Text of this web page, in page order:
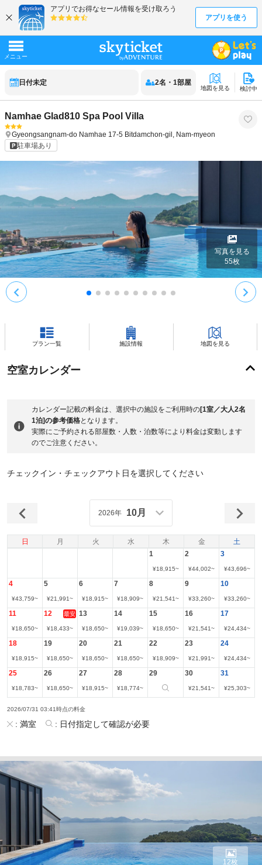
日付未定 2名 ・ 1部屋
地図を見る 検討中
Namhae Glad810 Spa Pool Villa
Gyeongsangnam-do Namhae 17-5 Bitdamchon-gil, Nam-myeon
駐車場あり
写真を見る
55枚
プラン一覧 施設情報 地図を見る
空室カレンダー
カレンダー記載の料金は、選択中の施設をご利用時の[1室／大人2名
1泊]の参考価格となります。
実際にご予約される部屋数・人数・泊数等により料金は変動します
のでご注意ください。
チェックイン・チェックアウト日を選択してください
日 月 火 水 木 金 土
2026年 10月
1
¥18,915~
2
¥44,002~
3
¥43,696~
4
¥43,759~
5
¥21,991~
6
¥18,915~
7
¥18,909~
8
¥21,541~
9
¥33,260~
10
¥33,260~
11
¥18,650~
12 最安
¥18,433~
13
¥18,650~
14
¥19,039~
15
¥18,650~
16
¥21,541~
17
¥24,434~
18
¥18,915~
19
¥18,650~
20
¥18,650~
21
¥18,650~
22
¥18,909~
23
¥21,991~
24
¥24,434~
25
¥18,783~
26
¥18,650~
27
¥18,915~
28
¥18,774~
29 30
¥21,541~
31
¥25,303~
2026/07/31 03:41時点の料金
: 満室 : 日付指定して確認が必要
12枚